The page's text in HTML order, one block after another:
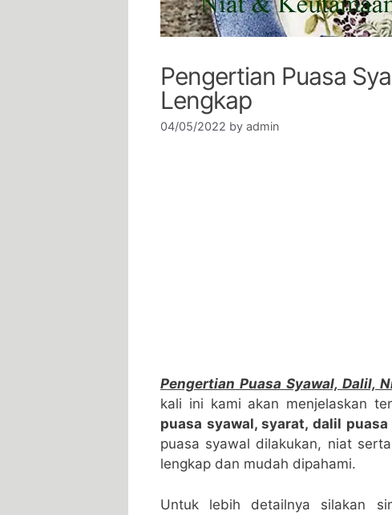
Pengertian Puasa
Lengkap
04/05/2022 by admin
Pengertian Puasa Syawal, Dalil,
kali ini kami akan menjelaskan
puasa syawal, syarat, dalil
puasa syawal dilakukan, niat
lengkap dan mudah dipahami.
Untuk lebih detailnya silakan